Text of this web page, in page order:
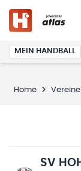
MEIN HANDBALL
Home Vereine
SV